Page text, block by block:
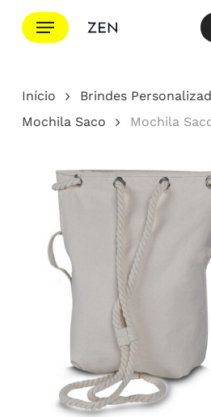
para
principal
Menu
Cotação
Início Brindes
Mochila Saco
Mochila